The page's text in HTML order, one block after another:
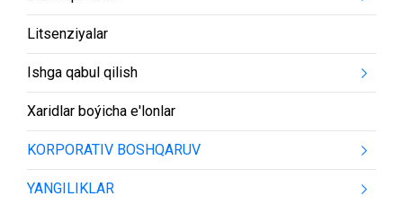
Litsenziyalar
Ishga qabul qilish
Xaridlar boýicha e'lonlar
KORPORATIV BOSHQARUV
YANGILIKLAR